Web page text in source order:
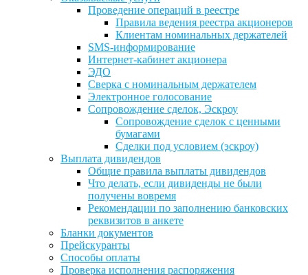
Проведение операций в реестре
Правила ведения реестра акционеров
Клиентам номинальных держателей
SMS-информирование
Интернет-кабинет акционера
ЭДО
Сверка с номинальным держателем
Электронное голосование
Сопровождение сделок, Эскроу
Сопровождение сделок с ценными
бумагами
Сделки под условием (эскроу)
Выплата дивидендов
Общие правила выплаты дивидендов
Что делать, если дивиденды не были
получены вовремя
Рекомендации по заполнению банковских
реквизитов в анкете
Бланки документов
Прейскуранты
Способы оплаты
Проверка исполнения распоряжения